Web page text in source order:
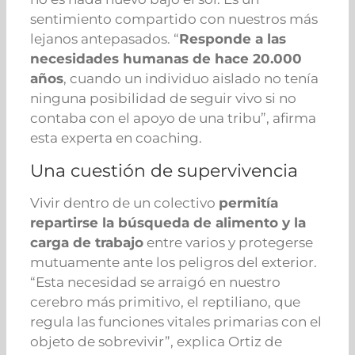
sentimiento compartido con nuestros más
lejanos antepasados. “Responde a las
necesidades humanas de hace 20.000
años, cuando un individuo aislado no tenía
ninguna posibilidad de seguir vivo si no
contaba con el apoyo de una tribu”, afirma
esta experta en coaching.
Una cuestión de supervivencia
Vivir dentro de un colectivo permitía
repartirse la búsqueda de alimento y la
carga de trabajo entre varios y protegerse
mutuamente ante los peligros del exterior.
“Esta necesidad se arraigó en nuestro
cerebro más primitivo, el reptiliano, que
regula las funciones vitales primarias con el
objeto de sobrevivir”, explica Ortiz de